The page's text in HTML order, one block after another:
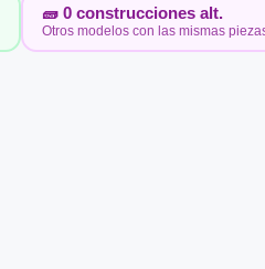
🧱 0 construcciones alt.
Otros modelos con las mismas